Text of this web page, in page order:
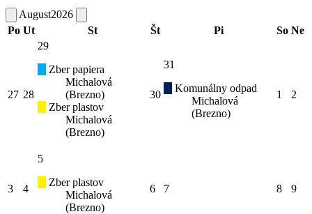
August2026
Po Ut St Št Pi So Ne
27 28
29
Zber papiera
Michalová
(Brezno)
Zber plastov
Michalová
(Brezno)
30
31
Komunálny odpad
Michalová
(Brezno)
1 2
3 4
5
Zber plastov
Michalová
(Brezno)
6 7 8 9